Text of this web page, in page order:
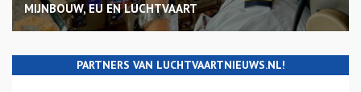
MIJNBOUW, EU EN LUCHTVAART
PARTNERS VAN LUCHTVAARTNIEUWS.NL!